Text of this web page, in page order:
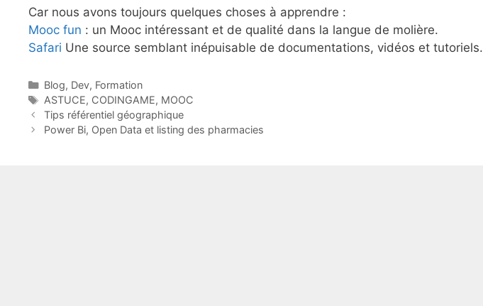
Car nous avons toujours quelques choses à apprendre :
Mooc fun : un Mooc intéressant et de qualité dans la langue de molière.
Safari Une source semblant inépuisable de documentations, vidéos et tutoriels.
Catégories
Blog, Dev, Formation
Étiquettes
ASTUCE, CODINGAME, MOOC
Tips référentiel géographique
Power Bi, Open Data et listing des pharmacies